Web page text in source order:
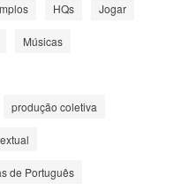
HQs Jogar
Músicas
produção coletiva
de Português